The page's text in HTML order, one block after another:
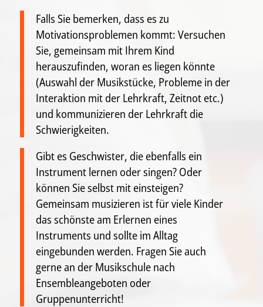
Falls Sie bemerken, dass es zu
Motivationsproblemen kommt: Versuchen
Sie, gemeinsam mit Ihrem Kind
herauszufinden, woran es liegen könnte
(Auswahl der Musikstücke, Probleme in der
Interaktion mit der Lehrkraft, Zeitnot etc.)
und kommunizieren der Lehrkraft die
Schwierigkeiten.
Gibt es Geschwister, die ebenfalls ein
Instrument lernen oder singen? Oder
können Sie selbst mit einsteigen?
Gemeinsam musizieren ist für viele Kinder
das schönste am Erlernen eines
Instruments und sollte im Alltag
eingebunden werden. Fragen Sie auch
gerne an der Musikschule nach
Ensembleangeboten oder
Gruppenunterricht!